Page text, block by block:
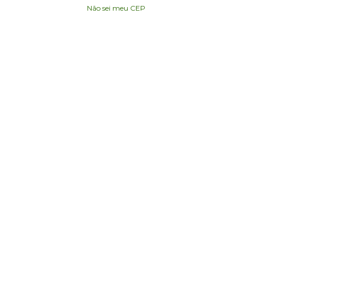
Não sei meu CEP